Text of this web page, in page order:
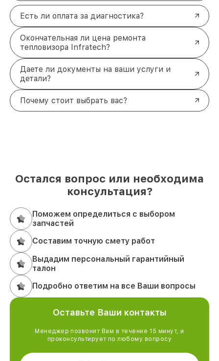
Есть ли оплата за диагностика?
Окончательная ли цена ремонта
тепловизора Infratech?
Даете ли документы на ваши услуги и
детали?
Почему стоит выбрать вас?
Остался вопрос или необходима
консультация?
Поможем определиться с выбором
запчастей
Составим точную смету работ
Выдадим персональный гарантийный
талон
Подробно ответим на все Ваши вопросы
Оставьте Ваши контакты
Менеджер позвонит Вам в течение 15 минут, и
проконсультирует по любому вопросу